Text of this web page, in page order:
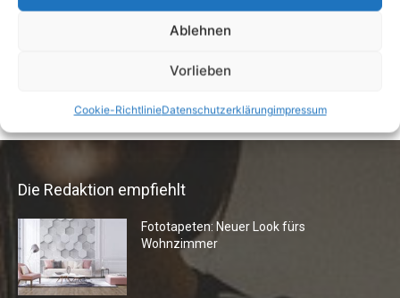
Ablehnen
Vorlieben
Cookie-RichtlinieDatenschutzerklärungimpressum
Die Redaktion empfiehlt
Fototapeten: Neuer Look fürs
Wohnzimmer